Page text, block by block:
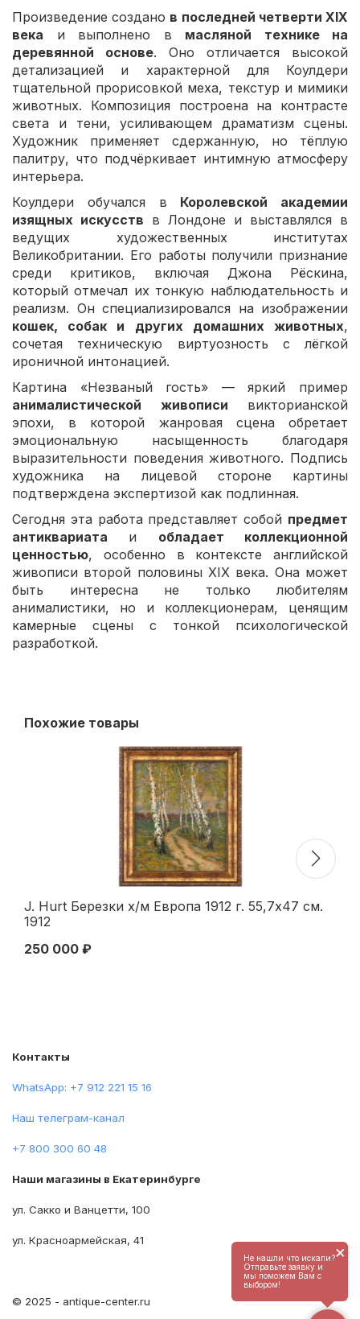
Произведение создано в последней четверти XIX
века и выполнено в масляной технике на
деревянной основе. Оно отличается высокой
детализацией и характерной для Коулдери
тщательной прорисовкой меха, текстур и мимики
животных. Композиция построена на контрасте
света и тени, усиливающем драматизм сцены.
Художник применяет сдержанную, но тёплую
палитру, что подчёркивает интимную атмосферу
интерьера.
Коулдери обучался в Королевской академии
изящных искусств в Лондоне и выставлялся в
ведущих художественных институтах
Великобритании. Его работы получили признание
среди критиков, включая Джона Рёскина,
который отмечал их тонкую наблюдательность и
реализм. Он специализировался на изображении
кошек, собак и других домашних животных,
сочетая техническую виртуозность с лёгкой
ироничной интонацией.
Картина «Незваный гость» — яркий пример
анималистической живописи викторианской
эпохи, в которой жанровая сцена обретает
эмоциональную насыщенность благодаря
выразительности поведения животного. Подпись
художника на лицевой стороне картины
подтверждена экспертизой как подлинная.
Сегодня эта работа представляет собой предмет
антиквариата и обладает коллекционной
ценностью, особенно в контексте английской
живописи второй половины XIX века. Она может
быть интересна не только любителям
анималистики, но и коллекционерам, ценящим
камерные сцены с тонкой психологической
разработкой.
Похожие товары
J. Hurt Березки х/м Европа 1912 г. 55,7x47 см.
1912
250 000 ₽
Контакты
WhatsApp: +7 912 221 15 16
Наш телеграм-канал
+7 800 300 60 48
Наши магазины в Екатеринбурге
ул. Сакко и Ванцетти, 100
ул. Красноармейская, 41
© 2025 - antique-center.ru
Не нашли что искали?
Отправьте заявку и
мы поможем Вам с
выбором!
×